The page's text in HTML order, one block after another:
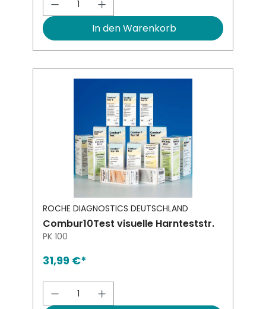
In den Warenkorb
ROCHE DIAGNOSTICS DEUTSCHLAND
Combur10Test visuelle Harnteststr.
PK 100
31,99 €*
Produkt Anzahl: Gib den